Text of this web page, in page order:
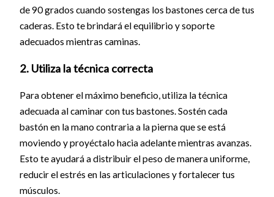
de 90 grados cuando sostengas los bastones cerca de tus
caderas. Esto te brindará el equilibrio y soporte
adecuados mientras caminas.
2. Utiliza la técnica correcta
Para obtener el máximo beneficio, utiliza la técnica
adecuada al caminar con tus bastones. Sostén cada
bastón en la mano contraria a la pierna que se está
moviendo y proyéctalo hacia adelante mientras avanzas.
Esto te ayudará a distribuir el peso de manera uniforme,
reducir el estrés en las articulaciones y fortalecer tus
músculos.